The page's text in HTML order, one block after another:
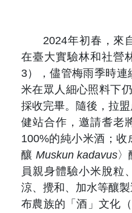
2024年初春，來自
在臺大實驗林和社營
3），儘管梅雨季時
米在眾人細心照料下
採收完畢。隨後，拉
健站合作，邀請耆老
100%的純小米酒；
釀 Muskun kadavus〉
員親身體驗小米脫粒
涼、攪和、加水等釀
布農族的「酒」文化